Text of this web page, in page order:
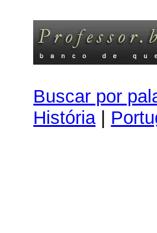
Buscar por
História|